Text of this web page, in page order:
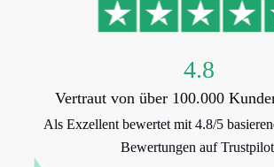
4.8
Vertraut von über 100.000
Als Exzellent bewertet mit 4.8/5
Bewertungen auf